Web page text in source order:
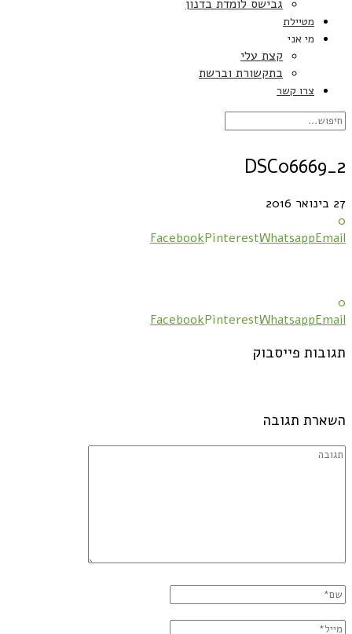
גבישס לומדת בדנון
מטיילת
מי אני
קצת עלי
בתקשורת וברשת
צרו קשר
DSC06669_2
27 בינואר 2016
0
FacebookPinterestWhatsappEmail
0
FacebookPinterestWhatsappEmail
תגובות פייסבוק
השארת תגובה